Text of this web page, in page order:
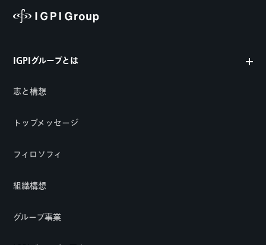
IGPIグループとは
志と構想
トップメッセージ
フィロソフィ
組織構想
グループ事業